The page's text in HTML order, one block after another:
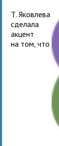
Т. Яковлева
сделала
акцент
на том, что